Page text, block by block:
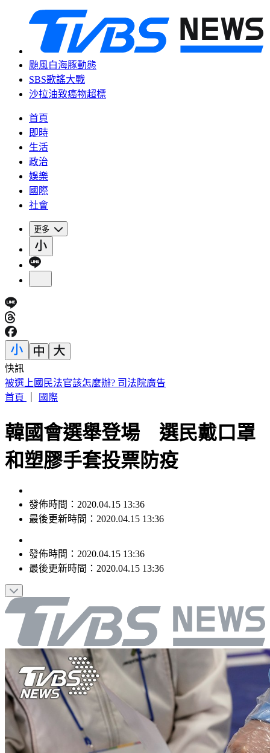
颱風白海豚動態
SBS歌謠大戰
沙拉油致癌物超標
首頁
即時
生活
政治
娛樂
國際
社會
更多
快訊
白海豚颱風擱淺又猛回血！水氣猛灌一片紫白 連下雨6天
首頁
國際
韓國會選舉登場 選民戴口罩
和塑膠手套投票防疫
發佈時間：2020.04.15 13:36
最後更新時間：2020.04.15 13:36
發佈時間： 2020.04.15 13:36
最後更新時間： 2020.04.15 13:36